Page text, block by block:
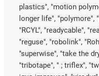
plastics", "motion
longer life", "polymore",
"RCYL", "readycable",
"reguse", "robolink",
"superwise", "take the
"tribotape", " ; triflex",